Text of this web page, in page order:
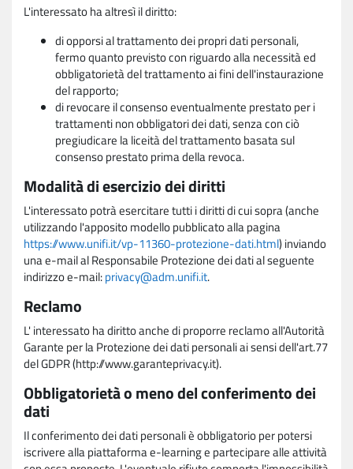
L'interessato ha altresì il diritto:
di opporsi al trattamento dei propri dati personali,
fermo quanto previsto con riguardo alla necessità ed
obbligatorietà del trattamento ai fini dell'instaurazione
del rapporto;
di revocare il consenso eventualmente prestato per i
trattamenti non obbligatori dei dati, senza con ciò
pregiudicare la liceità del trattamento basata sul
consenso prestato prima della revoca.
Modalità di esercizio dei diritti
L'interessato potrà esercitare tutti i diritti di cui sopra (anche
utilizzando l'apposito modello pubblicato alla pagina
https://www.unifi.it/vp-11360-protezione-dati.html) inviando
una e-mail al Responsabile Protezione dei dati al seguente
indirizzo e-mail:privacy@adm.unifi.it.
Reclamo
L' interessato ha diritto anche di proporre reclamo all'Autorità
Garante per la Protezione dei dati personali ai sensi dell'art.77
del GDPR (http://www.garanteprivacy.it).
Obbligatorietà o meno del conferimento dei
dati
Il conferimento dei dati personali è obbligatorio per potersi
iscrivere alla piattaforma e-learning e partecipare alle attività